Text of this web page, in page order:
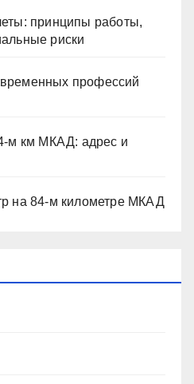
принципы работы,
риски
профессий
м км МКАД: адрес и
на 84-м километре МКАД